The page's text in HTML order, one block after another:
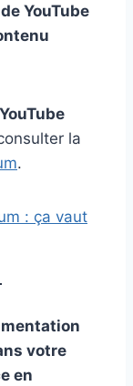
YouTube
la
.
: ça vaut
votre
en